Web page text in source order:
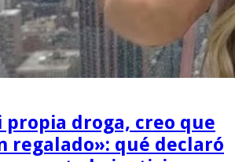
propia droga, creo que
regalado»: qué declaró